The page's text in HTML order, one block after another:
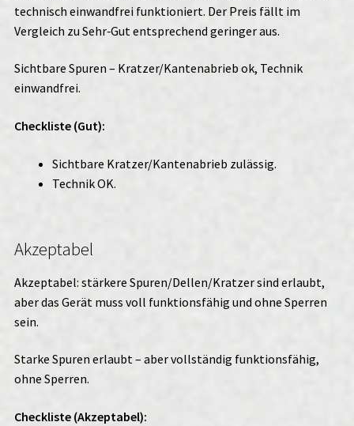
technisch einwandfrei funktioniert. Der Preis fällt im
Vergleich zu Sehr‑Gut entsprechend geringer aus.
Sichtbare Spuren – Kratzer/Kantenabrieb ok, Technik
einwandfrei.
Checkliste (Gut):
Sichtbare Kratzer/Kantenabrieb zulässig.
Technik OK.
Akzeptabel
Akzeptabel: stärkere Spuren/Dellen/Kratzer sind erlaubt,
aber das Gerät muss voll funktionsfähig und ohne Sperren
sein.
Starke Spuren erlaubt – aber vollständig funktionsfähig,
ohne Sperren.
Checkliste (Akzeptabel):